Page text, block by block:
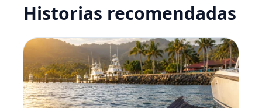
Historias recomendadas